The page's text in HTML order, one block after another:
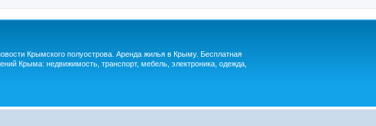
Крымского полуострова. Аренда жилья в Крыму. Бесплатная
Крыма: недвижимость, транспорт, мебель, электроника, одежда,